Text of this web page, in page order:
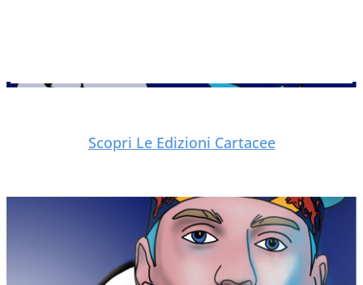
Scopri Le Edizioni Cartacee